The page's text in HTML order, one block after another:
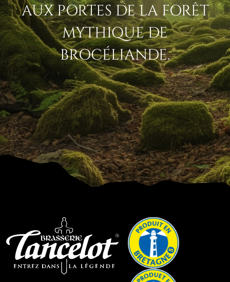
AUX PORTES DE LA FORÊT
MYTHIQUE DE
BROCÉLIANDE.